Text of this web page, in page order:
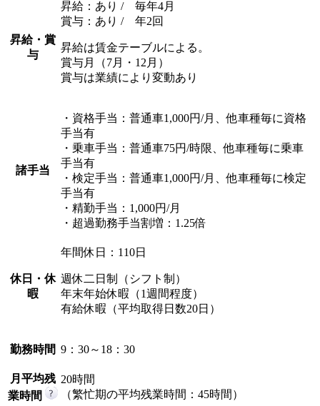
昇給・賞
与
昇給：あり / 毎年4月
賞与：あり / 年2回
昇給は賃金テーブルによる。
賞与月（7月・12月）
賞与は業績により変動あり
諸手当
・資格手当：普通車1,000円/月、他車種毎に資格
手当有
・乗車手当：普通車75円/時限、他車種毎に乗車
手当有
・検定手当：普通車1,000円/月、他車種毎に検定
手当有
・精勤手当：1,000円/月
・超過勤務手当割増：1.25倍
休日・休
暇
年間休日：110日
週休二日制（シフト制）
年末年始休暇（1週間程度）
有給休暇（平均取得日数20日）
勤務時間 9：30～18：30
月平均残
業時間
20時間
（繁忙期の平均残業時間：45時間）